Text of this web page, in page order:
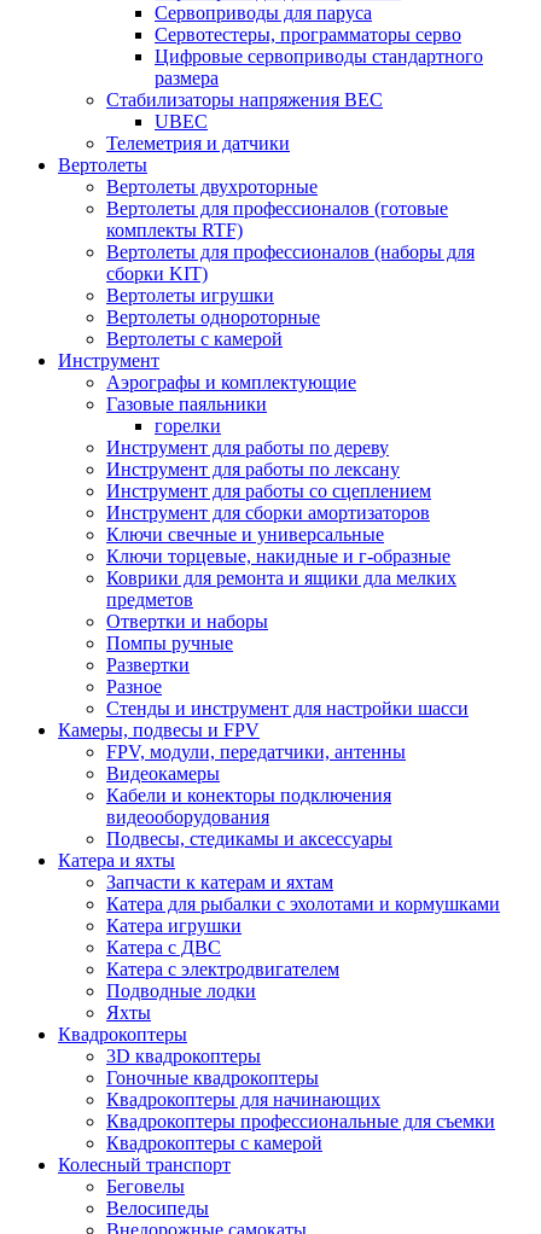
Сервоприводы для паруса
Сервотестеры, программаторы серво
Цифровые сервоприводы стандартного
размера
Стабилизаторы напряжения BEC
UBEC
Телеметрия и датчики
Вертолеты
Вертолеты двухроторные
Вертолеты для профессионалов (готовые
комплекты RTF)
Вертолеты для профессионалов (наборы для
сборки KIT)
Вертолеты игрушки
Вертолеты однороторные
Вертолеты с камерой
Инструмент
Аэрографы и комплектующие
Газовые паяльники
горелки
Инструмент для работы по дереву
Инструмент для работы по лексану
Инструмент для работы со сцеплением
Инструмент для сборки амортизаторов
Ключи свечные и универсальные
Ключи торцевые, накидные и г-образные
Коврики для ремонта и ящики дла мелких
предметов
Отвертки и наборы
Помпы ручные
Развертки
Разное
Стенды и инструмент для настройки шасси
Камеры, подвесы и FPV
FPV, модули, передатчики, антенны
Видеокамеры
Кабели и конекторы подключения
видеооборудования
Подвесы, стедикамы и аксессуары
Катера и яхты
Запчасти к катерам и яхтам
Катера для рыбалки с эхолотами и кормушками
Катера игрушки
Катера с ДВС
Катера с электродвигателем
Подводные лодки
Яхты
Квадрокоптеры
3D квадрокоптеры
Гоночные квадрокоптеры
Квадрокоптеры для начинающих
Квадрокоптеры профессиональные для съемки
Квадрокоптеры с камерой
Колесный транспорт
Беговелы
Велосипеды
Внедорожные самокаты